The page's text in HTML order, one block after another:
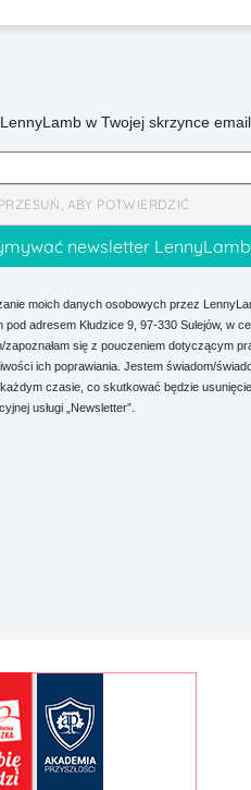
w Twojej skrzynce
ABY POTWIERDZIĆ
moich danych osobowych przez
pod adresem Kłudzice 9, 97-330 Sulejów, w
zapoznałam się z pouczeniem dotyczącym
ich poprawiania. Jestem świadom/
czasie, co skutkować będzie
usługi „Newsletter”.